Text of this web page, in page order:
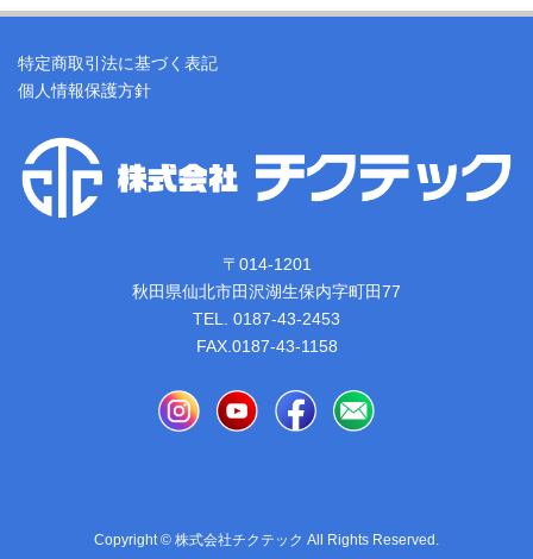
特定商取引法に基づく表記
個人情報保護方針
〒014-1201
秋田県仙北市田沢湖生保内字町田77
TEL. 0187-43-2453
FAX.0187-43-1158
Copyright © 株式会社チクテック All Rights Reserved.